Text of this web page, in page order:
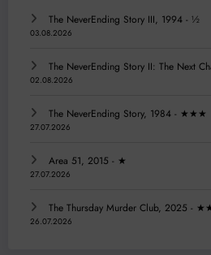
The NeverEnding Story III, 1994 - ½
03.08.2026
The NeverEnding Story II: The Next
02.08.2026
The NeverEnding Story, 1984 - ★★★
27.07.2026
Area 51, 2015 - ★
27.07.2026
The Thursday Murder Club, 2025 -
26.07.2026